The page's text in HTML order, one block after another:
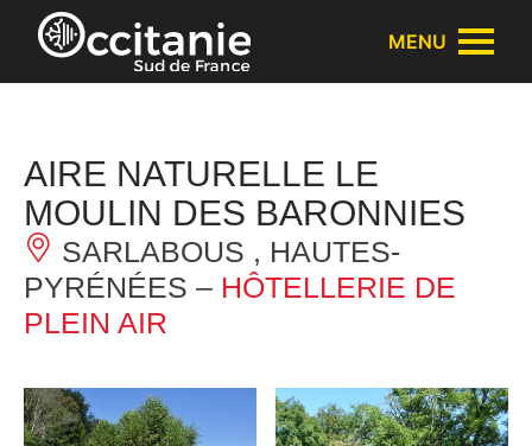
Panneau de gestion des cookies
MENU
AIRE NATURELLE LE
MOULIN DES BARONNIES
SARLABOUS , HAUTES-
PYRÉNÉES – HÔTELLERIE DE
PLEIN AIR